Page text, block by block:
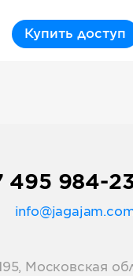
Купить доступ
495 984-
Московская